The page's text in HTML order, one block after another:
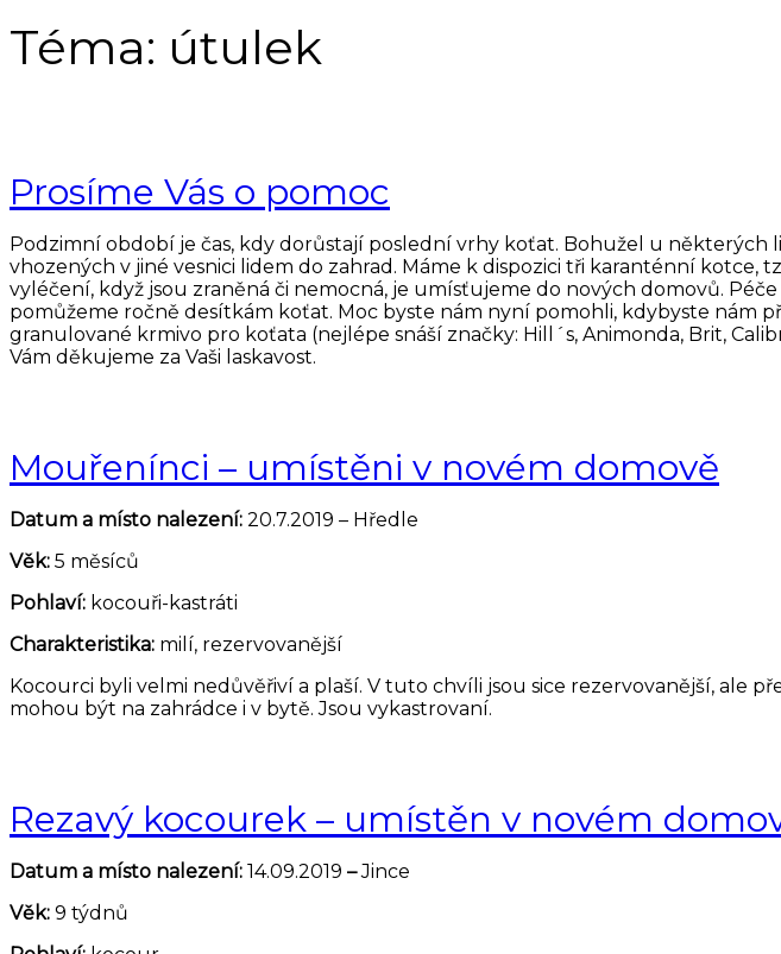
Téma: útulek
Prosíme Vás o pomoc
Podzimní období je čas, kdy dorůstají poslední vrhy koťat. Bohužel u některých
vhozených v jiné vesnici lidem do zahrad. Máme k dispozici tři karanténní kotce,
vyléčení, když jsou zraněná či nemocná, je umísťujeme do nových domovů.
pomůžeme ročně desítkám koťat. Moc byste nám nyní pomohli, kdybyste nám
granulované krmivo pro koťata (nejlépe snáší značky: Hill´s, Animonda, Brit,
Vám děkujeme za Vaši laskavost.
Mouřenínci – umístěni v novém domově
Datum a místo nalezení: 20.7.2019 – Hředle
Věk: 5 měsíců
Pohlaví: kocouři-kastráti
Charakteristika: milí, rezervovanější
Kocourci byli velmi nedůvěřiví a plaší. V tuto chvíli jsou sice rezervovanější, ale
mohou být na zahrádce i v bytě. Jsou vykastrovaní.
Rezavý kocourek – umístěn v novém
Datum a místo nalezení: 14.09.2019 –Jince
Věk: 9 týdnů